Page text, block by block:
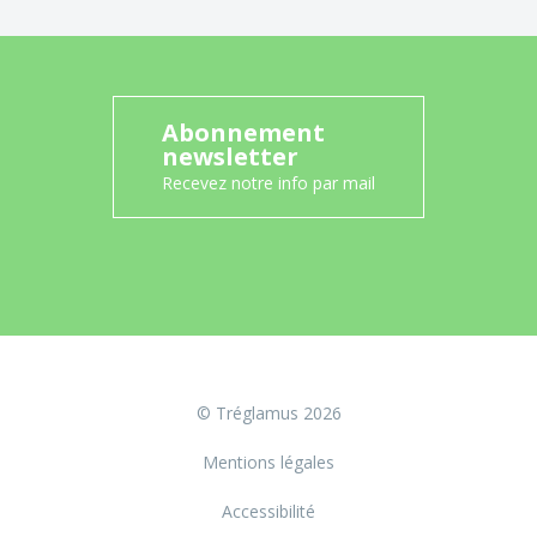
Abonnement
newsletter
Recevez notre info par mail
© Tréglamus 2026
Mentions légales
Accessibilité